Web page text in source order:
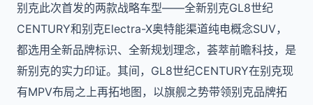
别克此次首发的两款战略车型——全新别克GL8世纪
CENTURY和别克Electra-X奥特能渠道纯电概念SUV，
都选用全新品牌标识、全新规划理念，荟萃前瞻科技，是
新别克的实力印证。其间，GL8世纪CENTURY在别克现
有MPV布局之上再拓地图，以旗舰之势带领别克品牌拓